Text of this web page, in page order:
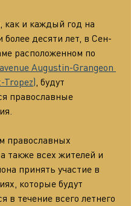
как и каждый год на
более десяти лет, в Сен-
расположенном по
Augustin-Grangeon
Tropez), будут
православные
православных
также всех жителей и
принять участие в
которые будут
в течение всего летнего